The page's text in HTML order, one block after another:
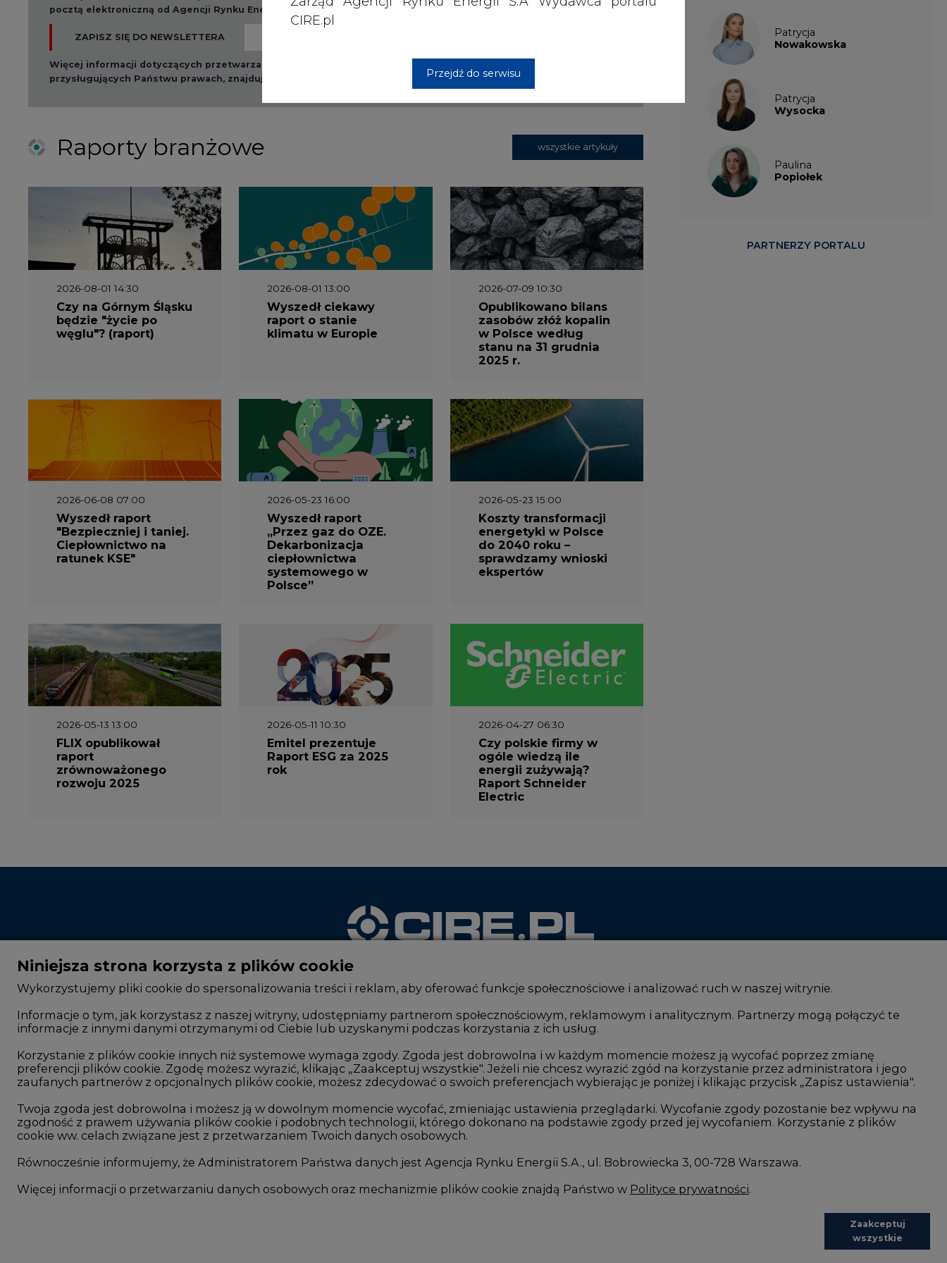
CIRE.pl
Przejdź do serwisu
pocztą elektroniczną od Agencji Rynku Energii S.A z siedzibą w Warszawie.
ZAPISZ SIĘ DO NEWSLETTERA
Więcej informacji dotyczących przetwarzania przez nas Państwa danych osobowych, w tym informacje o
przysługujących Państwu prawach, znajduje się w
Raporty branżowe wszystkie artykuły
2026-08-01 14:30
Czy na Górnym Śląsku
będzie "życie po
węglu"? (raport)
2026-08-01 13:00
Wyszedł ciekawy
raport o stanie
klimatu w Europie
2026-07-09 10:30
Opublikowano bilans
zasobów złóż kopalin
w Polsce według
stanu na 31 grudnia
2025 r.
2026-06-08 07:00
Wyszedł raport
"Bezpieczniej i taniej.
Ciepłownictwo na
ratunek KSE"
2026-05-23 16:00
Wyszedł raport
„Przez gaz do OZE.
Dekarbonizacja
ciepłownictwa
systemowego w
Polsce”
2026-05-23 15:00
Koszty transformacji
energetyki w Polsce
do 2040 roku –
sprawdzamy wnioski
ekspertów
2026-05-13 13:00
FLIX opublikował
raport
zrównoważonego
rozwoju 2025
2026-05-11 10:30
Emitel prezentuje
Raport ESG za 2025
rok
2026-04-27 06:30
Czy polskie firmy w
ogóle wiedzą ile
energii zużywają?
Raport Schneider
Electric
Patrycja
Nowakowska
Patrycja
Wysocka
Paulina
Popiołek
PARTNERZY PORTALU
CIRE - kim jesteśmy
Reklamuj się na CIRE
Patronat medialny CIRE
ARE - wydawca portalu CIRE
Zasady korzystania z portalu
Rok 2025 na CIRE
Rok 2024 na CIRE
Rok 2023 na CIRE
Rok 2022 na CIRE
RODO
Komentarze rynkowe
Zmiany kadrowe na rynku
Studio CIRE
Rozmowy o energetyce
Gospodarka
Geopolityka
Innowacje i AI
Telekomunikacja i IT
Handel emisjami CO2
Górnictwo
Fotowoltaika
Offshore wind
Magazyny energii
Zielone samorządy
Niniejsza strona korzysta z plików cookie
Wykorzystujemy pliki cookie do spersonalizowania treści i reklam, aby oferować funkcje społecznościowe i analizować ruch w naszej witrynie.
Informacje o tym, jak korzystasz z naszej witryny, udostępniamy partnerom społecznościowym, reklamowym i analitycznym. Partnerzy mogą połączyć te
informacje z innymi danymi otrzymanymi od Ciebie lub uzyskanymi podczas korzystania z ich usług.
Korzystanie z plików cookie innych niż systemowe wymaga zgody. Zgoda jest dobrowolna i w każdym momencie możesz ją wycofać poprzez zmianę
preferencji plików cookie. Zgodę możesz wyrazić, klikając „Zaakceptuj wszystkie". Jeżeli nie chcesz wyrazić zgód na korzystanie przez administratora i jego
zaufanych partnerów z opcjonalnych plików cookie, możesz zdecydować o swoich preferencjach wybierając je poniżej i klikając przycisk „Zapisz ustawienia".
Twoja zgoda jest dobrowolna i możesz ją w dowolnym momencie wycofać, zmieniając ustawienia przeglądarki. Wycofanie zgody pozostanie bez wpływu na
zgodność z prawem używania plików cookie i podobnych technologii, którego dokonano na podstawie zgody przed jej wycofaniem. Korzystanie z plików
cookie ww. celach związane jest z przetwarzaniem Twoich danych osobowych.
Równocześnie informujemy, że Administratorem Państwa danych jest Agencja Rynku Energii S.A., ul. Bobrowiecka 3, 00-728 Warszawa.
Więcej informacji o przetwarzaniu danych osobowych oraz mechanizmie plików cookie znajdą Państwo w Polityce prywatności.
Zaakceptuj
wszystkie